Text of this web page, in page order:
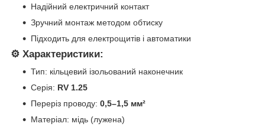
Надійний електричний контакт
Зручний монтаж методом обтиску
Підходить для електрощитів і автоматики
⚙️ Характеристики:
Тип: кільцевий ізольований наконечник
Серія: RV 1.25
Переріз проводу: 0,5–1,5 мм²
Матеріал: мідь (лужена)